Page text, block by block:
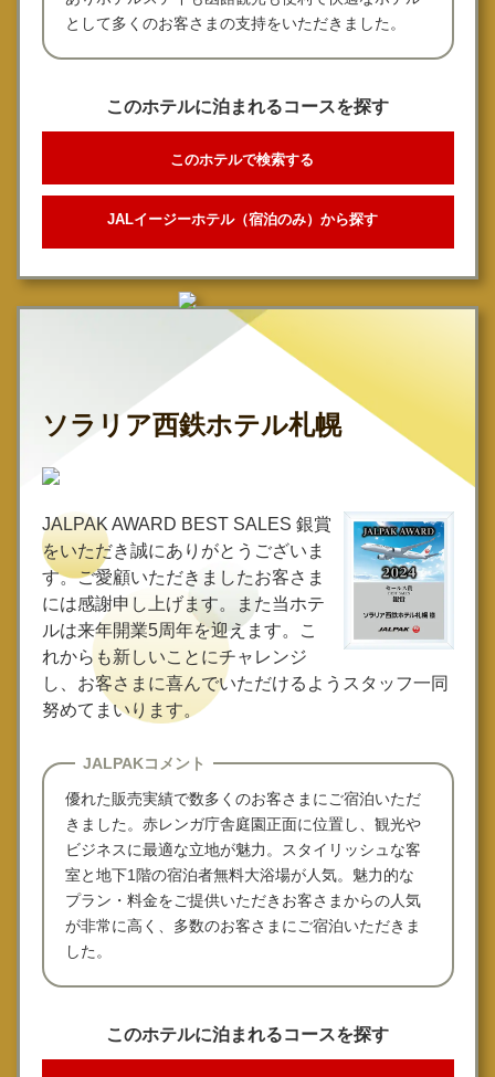
として多くのお客さまの支持をいただきました。
このホテルに泊まれるコースを探す
このホテルで検索する
JALイージーホテル（宿泊のみ）から探す
ソラリア西鉄ホテル札幌
JALPAK AWARD BEST SALES 銀賞
をいただき誠にありがとうございま
す。ご愛顧いただきましたお客さま
には感謝申し上げます。また当ホテ
ルは来年開業5周年を迎えます。こ
れからも新しいことにチャレンジ
し、お客さまに喜んでいただけるようスタッフ一同
努めてまいります。
JALPAKコメント
優れた販売実績で数多くのお客さまにご宿泊いただ
きました。赤レンガ庁舎庭園正面に位置し、観光や
ビジネスに最適な立地が魅力。スタイリッシュな客
室と地下1階の宿泊者無料大浴場が人気。魅力的な
プラン・料金をご提供いただきお客さまからの人気
が非常に高く、多数のお客さまにご宿泊いただきま
した。
このホテルに泊まれるコースを探す